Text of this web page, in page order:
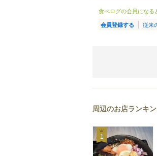
食べログの会員になる
会員登録する 従来
周辺のお店ランキ
1